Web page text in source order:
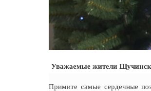
Уважаемые жители
Примите самые сердечные